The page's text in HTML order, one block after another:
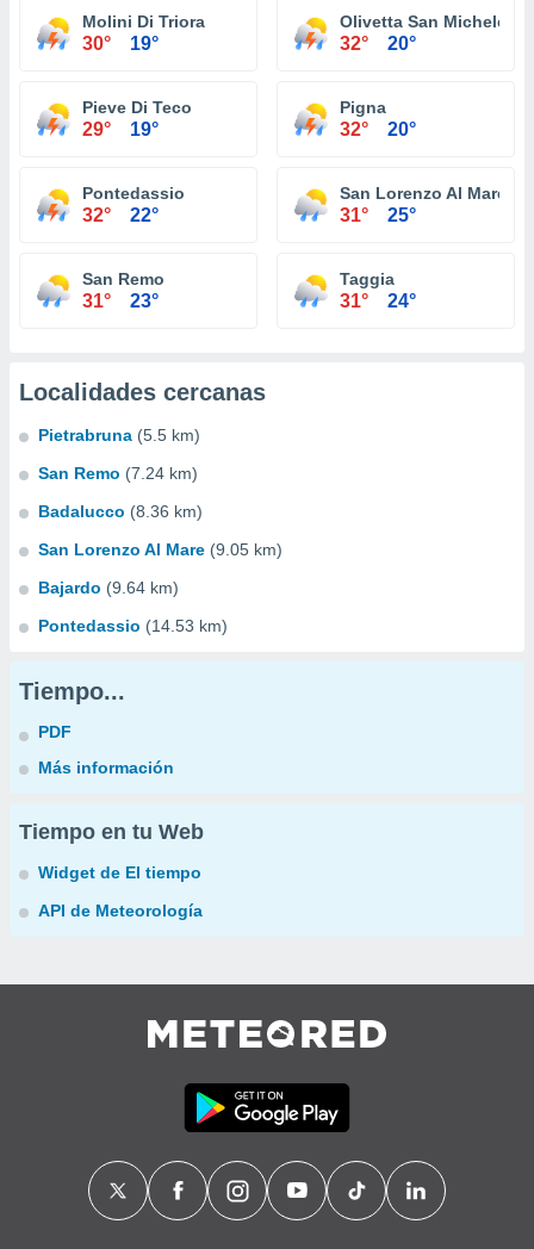
Molini Di Triora
30° 19°
Olivetta San Michele
32° 20°
Pieve Di Teco
29° 19°
Pigna
32° 20°
Pontedassio
32° 22°
San Lorenzo Al Mare
31° 25°
San Remo
31° 23°
Taggia
31° 24°
Localidades cercanas
Pietrabruna (5.5 km)
San Remo (7.24 km)
Badalucco (8.36 km)
San Lorenzo Al Mare (9.05 km)
Bajardo (9.64 km)
Pontedassio (14.53 km)
Tiempo...
PDF
Más información
Tiempo en tu Web
Widget de El tiempo
API de Meteorología